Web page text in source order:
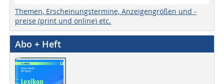
Themen, Erscheinungstermine, Anzeigengrößen und -
preise (print und online) etc.
Abo + Heft